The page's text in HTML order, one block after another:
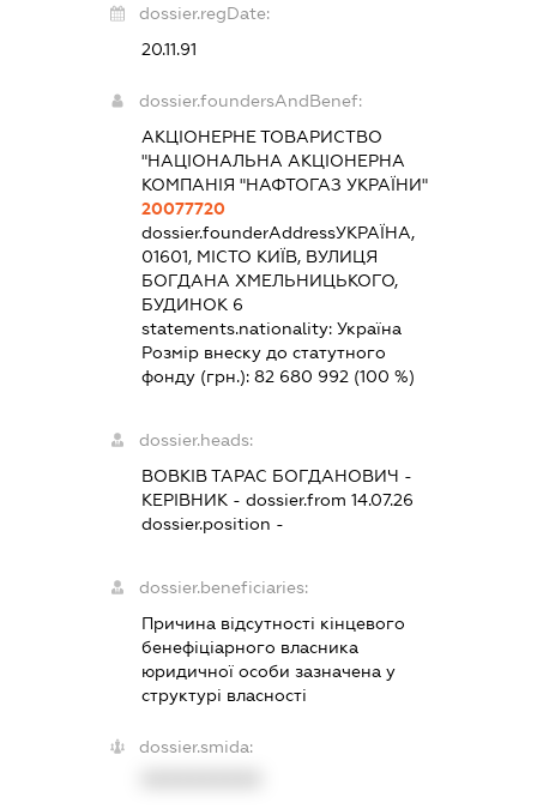
dossier.regDate:
20.11.91
dossier.foundersAndBenef:
АКЦІОНЕРНЕ ТОВАРИСТВО
"НАЦІОНАЛЬНА АКЦІОНЕРНА
КОМПАНІЯ "НАФТОГАЗ УКРАЇНИ"
20077720
dossier.founderAddressУКРАЇНА,
01601, МІСТО КИЇВ, ВУЛИЦЯ
БОГДАНА ХМЕЛЬНИЦЬКОГО,
БУДИНОК 6
statements.nationality:Україна
Розмір внеску до статутного
фонду (грн.):82 680 992 (100 %)
dossier.heads:
ВОВКІВ ТАРАС БОГДАНОВИЧ -
КЕРІВНИК - dossier.from 14.07.26
dossier.position -
dossier.beneficiaries:
Причина відсутності кінцевого
бенефіціарного власника
юридичної особи зазначена у
структурі власності
dossier.smida: